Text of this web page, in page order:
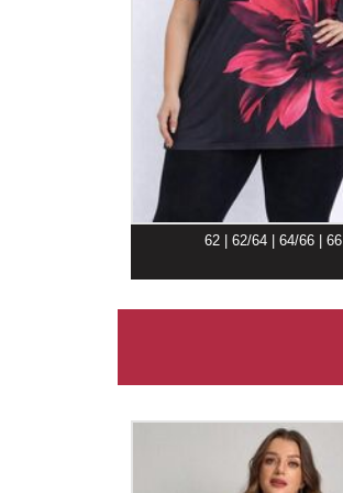
62 | 62/64 | 64/66 | 66